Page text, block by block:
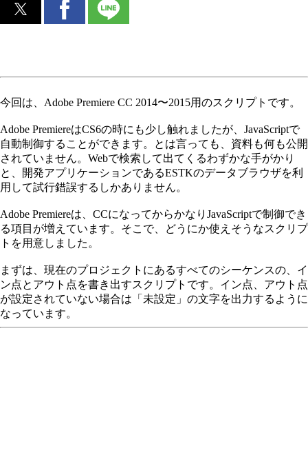
今回は、Adobe Premiere CC 2014〜2015用のスクリプトです。
Adobe PremiereはCS6の時にも少し触れましたが、JavaScriptで
自動制御することができます。とは言っても、資料も何も公開
されていません。Webで検索して出てくるわずかな手がかり
と、開発アプリケーションであるESTKのデータブラウザを利
用して試行錯誤するしかありません。
Adobe Premiereは、CCになってからかなりJavaScriptで制御でき
る項目が増えています。そこで、どうにか使えそうなスクリプ
トを用意しました。
まずは、現在のプロジェクトにあるすべてのシーケンスの、イ
ン点とアウト点を書き出すスクリプトです。イン点、アウト点
が設定されていない場合は「未設定」の文字を出力するように
なっています。